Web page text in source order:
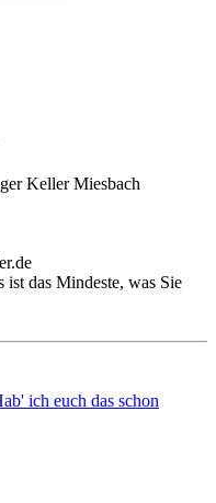
Keller Miesbach
das Mindeste, was Sie
ich euch das schon